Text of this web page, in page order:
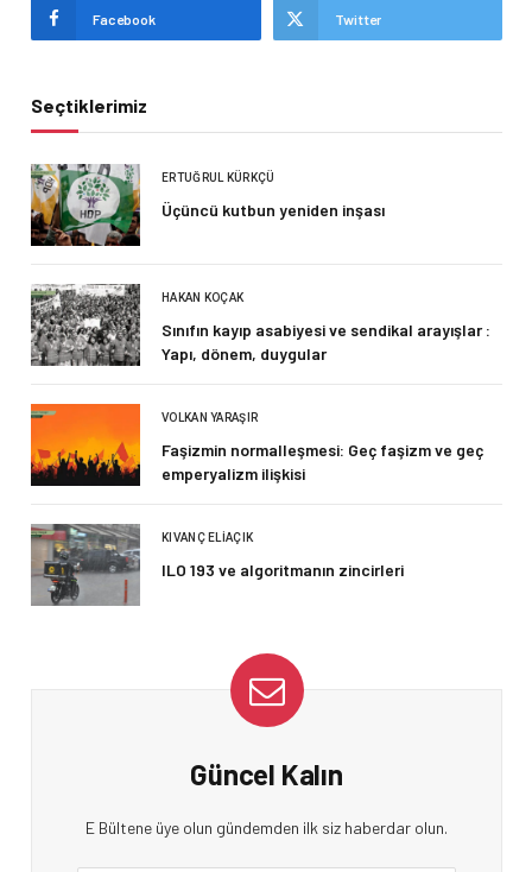
Facebook Twitter
Seçtiklerimiz
ERTUĞRUL KÜRKÇÜ
Üçüncü kutbun yeniden inşası
HAKAN KOÇAK
Sınıfın kayıp asabiyesi ve sendikal arayışlar :
Yapı, dönem, duygular
VOLKAN YARAŞIR
Faşizmin normalleşmesi: Geç faşizm ve geç
emperyalizm ilişkisi
KIVANÇ ELIAÇIK
ILO 193 ve algoritmanın zincirleri
Güncel Kalın
E Bültene üye olun gündemden ilk siz haberdar olun.